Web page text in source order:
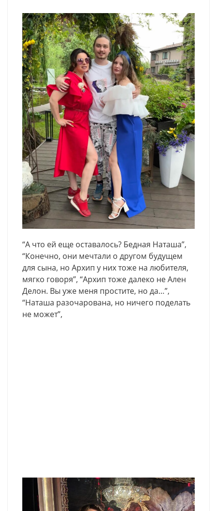
“А что ей еще оставалось? Бедная Наташа”,
“Конечно, они мечтали о другом будущем
для сына, но Архип у них тоже на любителя,
мягко говоря”, “Архип тоже далеко не Ален
Делон. Вы уже меня простите, но да…”,
“Наташа разочарована, но ничего поделать
не может”,